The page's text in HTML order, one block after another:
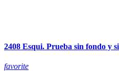
2408 Esqui. Prueba sin fondo y
favorite